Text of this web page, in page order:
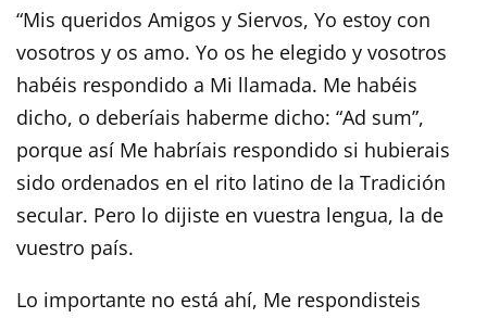
“Mis queridos Amigos y Siervos, Yo estoy con
vosotros y os amo. Yo os he elegido y vosotros
habéis respondido a Mi llamada. Me habéis
dicho, o deberíais haberme dicho: “Ad sum”,
porque así Me habríais respondido si hubierais
sido ordenados en el rito latino de la Tradición
secular. Pero lo dijiste en vuestra lengua, la de
vuestro país.
Lo importante no está ahí, Me respondisteis